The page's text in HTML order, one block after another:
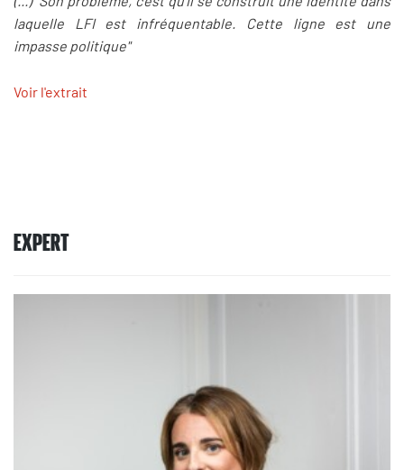
laquelle LFI est infréquentable. Cette ligne est une
impasse politique"
Voir l'extrait
EXPERT